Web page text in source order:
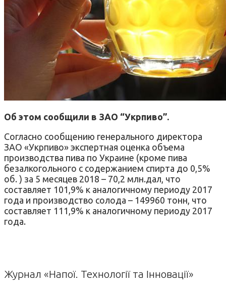
Об этом сообщили в ЗАО “Укрпиво”.
Согласно сообщению генерального директора
ЗАО «Укрпиво» экспертная оценка объема
производства пива по Украине (кроме пива
безалкогольного с содержанием спирта до 0,5%
об. ) за 5 месяцев 2018 – 70,2 млн.дал, что
составляет 101,9% к аналогичному периоду 2017
года и производство солода – 149960 тонн, что
составляет 111,9% к аналогичному периоду 2017
года.
Журнал «Напої. Технології та Інновації»